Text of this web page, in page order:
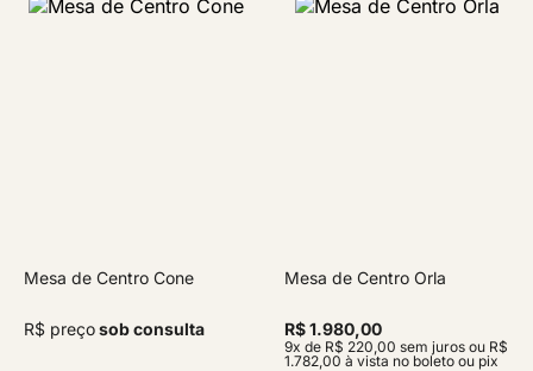
Mesa de Centro Cone
R$ preçosob consulta
Mesa de Centro Orla
R$ 1.980,00
9x de R$ 220,00 sem juros ou R$
1.782,00 à vista no boleto ou pix